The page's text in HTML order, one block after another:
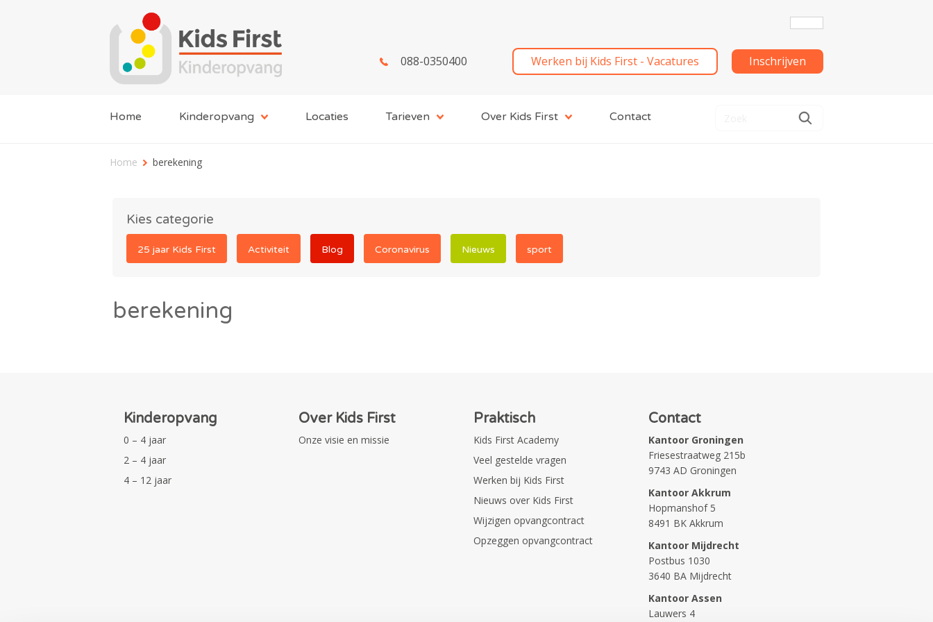
088-0350400 Werken bij Kids First - Vacatures Inschrijven
Home Kinderopvang Locaties Tarieven Over Kids First Contact
Home berekening
Kies categorie
25 jaar Kids First Activiteit Blog Coronavirus Nieuws sport
berekening
Kinderopvang
0 – 4 jaar
2 – 4 jaar
4 – 12 jaar
Over Kids First
Onze visie en missie
Praktisch
Kids First Academy
Veel gestelde vragen
Werken bij Kids First
Nieuws over Kids First
Wijzigen opvangcontract
Opzeggen opvangcontract
Contact
Kantoor Groningen
Friesestraatweg 215b
9743 AD Groningen
Kantoor Akkrum
Hopmanshof 5
8491 BK Akkrum
Kantoor Mijdrecht
Postbus 1030
3640 BA Mijdrecht
Kantoor Assen
Lauwers 4